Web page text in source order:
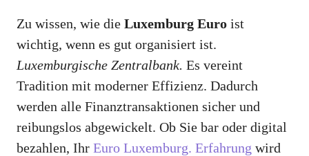
Zu wissen, wie die Luxemburg Euro ist
wichtig, wenn es gut organisiert ist.
Luxemburgische Zentralbank. Es vereint
Tradition mit moderner Effizienz. Dadurch
werden alle Finanztransaktionen sicher und
reibungslos abgewickelt. Ob Sie bar oder digital
bezahlen, Ihr Euro Luxemburg. Erfahrung wird